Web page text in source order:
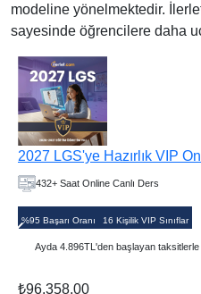
modeline yönelmektedir.
sayesinde öğrencilere daha
2027 YKS'ye Hazırlık
Paketi
750+ Saat Online Canlı Ders
%95 Başarı Oranı Kişiye Özel Eğitim Koçu